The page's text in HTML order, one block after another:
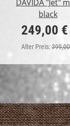
DAVIDA "Jet"
black
249,00 €
Alter Preis: